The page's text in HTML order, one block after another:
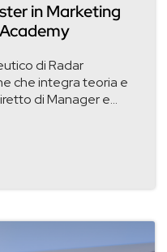
in Marketing
di Radar
che integra teoria e
di Manager e...